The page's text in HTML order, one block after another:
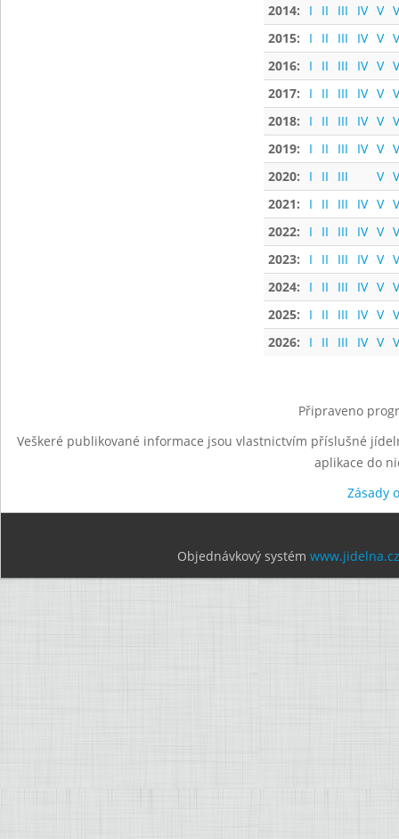
2014:
I II III IV V
2015:
I II III IV V
2016:
I II III IV V
2017:
I II III IV V
2018:
I II III IV V
2019:
I II III IV V
2020:
I II III V
2021:
I II III IV V
2022:
I II III IV V
2023:
I II III IV V
2024:
I II III IV V
2025:
I II III IV V
2026:
I II III IV V
Připraveno
Veškeré publikované informace jsou vlastnictvím příslušné
aplikace do
Zásady
Objednávkový systém www.jidelna.cz